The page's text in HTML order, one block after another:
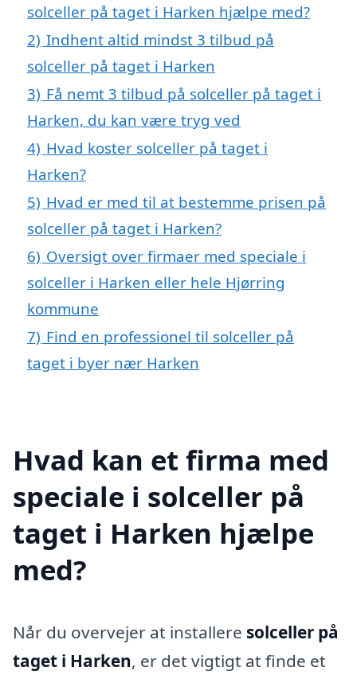
solceller på taget i Harken hjælpe med?
2) Indhent altid mindst 3 tilbud på
solceller på taget i Harken
3) Få nemt 3 tilbud på solceller på taget i
Harken, du kan være tryg ved
4) Hvad koster solceller på taget i
Harken?
5) Hvad er med til at bestemme prisen på
solceller på taget i Harken?
6) Oversigt over firmaer med speciale i
solceller i Harken eller hele Hjørring
kommune
7) Find en professionel til solceller på
taget i byer nær Harken
Hvad kan et firma med
speciale i solceller på
taget i Harken hjælpe
med?
Når du overvejer at installere solceller på
taget i Harken, er det vigtigt at finde et